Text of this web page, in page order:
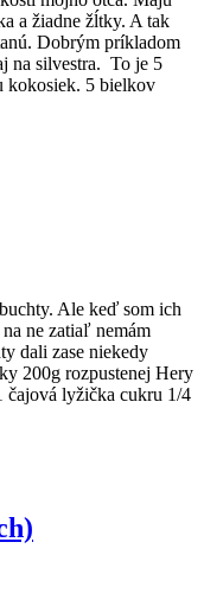
a žiadne žĺtky. A tak
Dobrým príkladom
na silvestra. To je 5
kokosiek. 5 bielkov
Ale keď som ich
ne zatiaľ nemám
dali zase niekedy
200g rozpustenej Hery
čajová lyžička cukru 1/4